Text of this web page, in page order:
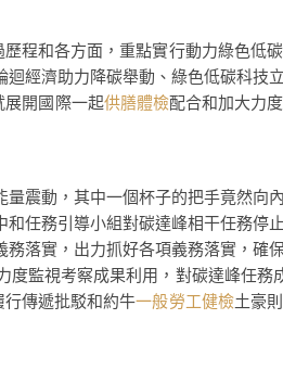
程和各方面，重點實行動力綠色低
迴經濟助力降碳舉動、綠色低碳科技
展開國際一起供膳體檢配合和加大力
量震動，其中一個杯子的把手竟然向
任務引導小組對碳達峰相干任務停止
落實，出力抓好各項義務落實，確
監視考察成果利用，對碳達峰任務
傳遞批駁和約牛一般勞工健檢土豪